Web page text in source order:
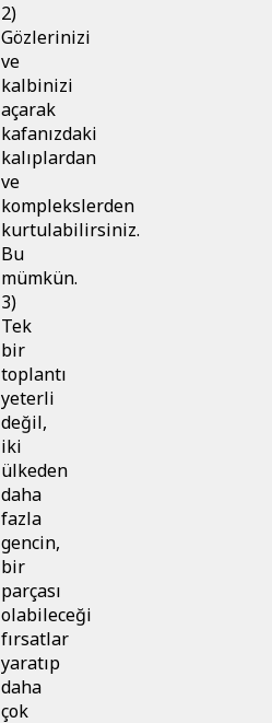
2)
Gözlerinizi
ve
kalbinizi
açarak
kafanızdaki
kalıplardan
ve
komplekslerden
kurtulabilirsiniz.
Bu
mümkün.
3)
Tek
bir
toplantı
yeterli
değil,
iki
ülkeden
daha
fazla
gencin,
bir
parçası
olabileceği
fırsatlar
yaratıp
daha
çok